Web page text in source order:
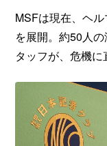
MSFは現在、ヘ
を展開。約50人
タッフが、危機に